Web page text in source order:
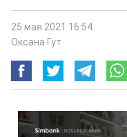
25 мая 2021 16:54
Оксана Гут